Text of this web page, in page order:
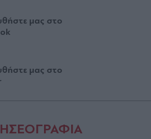
μας στο
μας στο